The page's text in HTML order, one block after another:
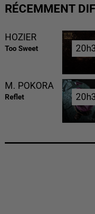
RÉCEMMENT
HOZIER
Too Sweet
M. POKORA
Reflet